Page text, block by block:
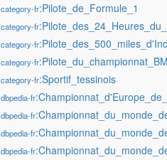
category-fr:Pilote_de_Formule_1
category-fr
category-fr
category-fr
category-fr:Sportif_tessinois
dbpedia-fr
dbpedia-fr
dbpedia-fr
dbpedia-fr